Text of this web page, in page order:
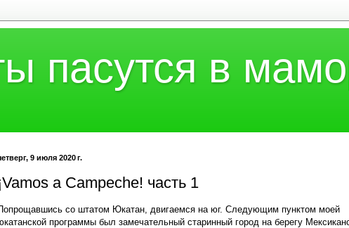
пасутся в
9 июля 2020 г.
a Campeche! часть 1
со штатом Юкатан, двигаемся на юг. Следующим пунктом моей
программы был замечательный старинный город на берегу